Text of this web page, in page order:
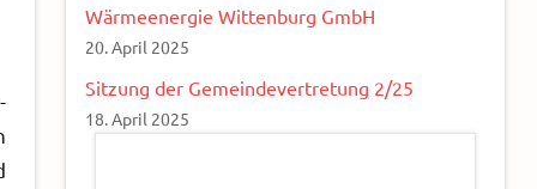
Wärmeenergie Wittenburg GmbH
20. April 2025
Sitzung der Gemeindevertretung 2/25
18. April 2025